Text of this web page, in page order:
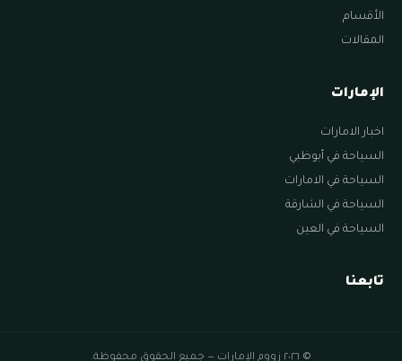
الأقسام
المقالات
الإمارات
اخبار الامارات
السياحة في أبوظبي
السياحة في الامارات
السياحة في الشارقة
السياحة في العين
تابعنا
© ٢٠٢٦ زووم الإمارات — جميع الحقوق محفوظة.